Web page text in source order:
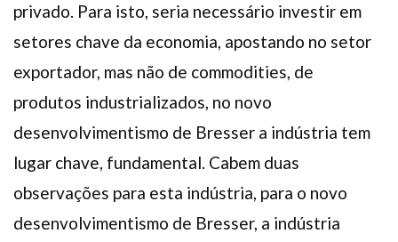
privado. Para isto, seria necessário investir em
setores chave da economia, apostando no setor
exportador, mas não de commodities, de
produtos industrializados, no novo
desenvolvimentismo de Bresser a indústria tem
lugar chave, fundamental. Cabem duas
observações para esta indústria, para o novo
desenvolvimentismo de Bresser, a indústria